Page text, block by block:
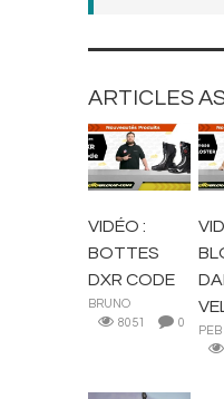
ARTICLES
BOTTES ET
CHAUSSURES
VIDÉO :
BOTTES
DXR CODE
BRUNO
8051
0
PEB